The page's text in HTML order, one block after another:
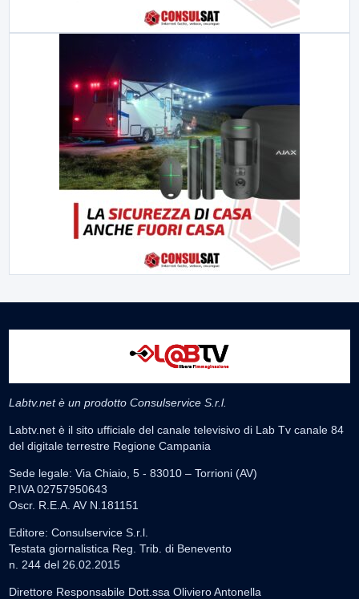
Labtv.net è un prodotto Consulservice S.r.l.
Labtv.net è il sito ufficiale del canale televisivo di Lab Tv canale 84
del digitale terrestre Regione Campania
Sede legale: Via Chiaio, 5 - 83010 – Torrioni (AV)
P.IVA 02757950643
Oscr. R.E.A. AV N.181151
Editore: Consulservice S.r.l.
Testata giornalistica Reg. Trib. di Benevento
n. 244 del 26.02.2015
Direttore Responsabile Dott.ssa Oliviero Antonella